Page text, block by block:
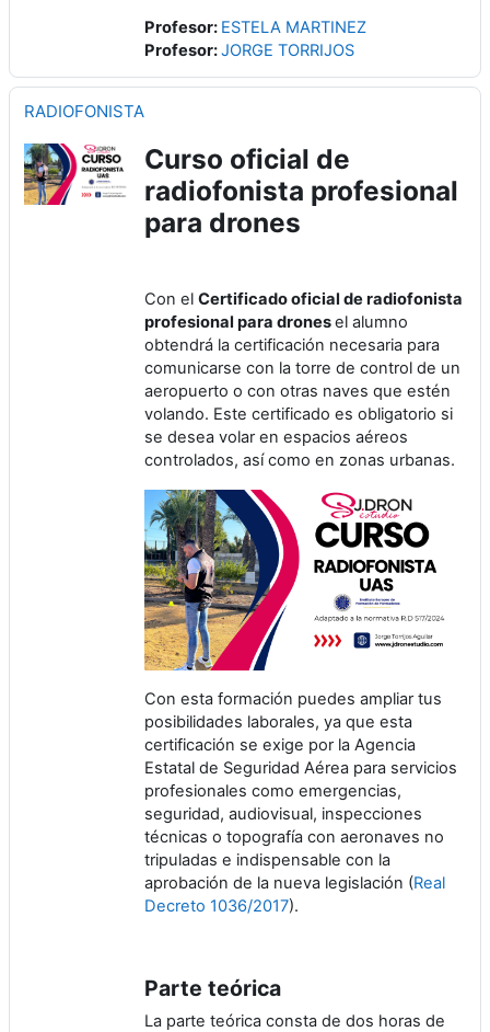
Profesor: ESTELA MARTINEZ
Profesor:JORGE TORRIJOS
RADIOFONISTA
Curso oficial de
radiofonista profesional
para drones
Con el Certificado oficial de radiofonista
profesional para dronesel alumno
obtendrá la certificación necesaria para
comunicarse con la torre de control de un
aeropuerto o con otras naves que estén
volando. Este certificado es obligatorio si
se desea volar en espacios aéreos
controlados, así como en zonas urbanas.
Con esta formación puedes ampliar tus
posibilidades laborales, ya que esta
certificación se exige por la Agencia
Estatal de Seguridad Aérea para servicios
profesionales como emergencias,
seguridad, audiovisual, inspecciones
técnicas o topografía con aeronaves no
tripuladas e indispensable con la
aprobación de la nueva legislación (Real
Decreto 1036/2017).
Parte teórica
La parte teórica consta de dos horas de